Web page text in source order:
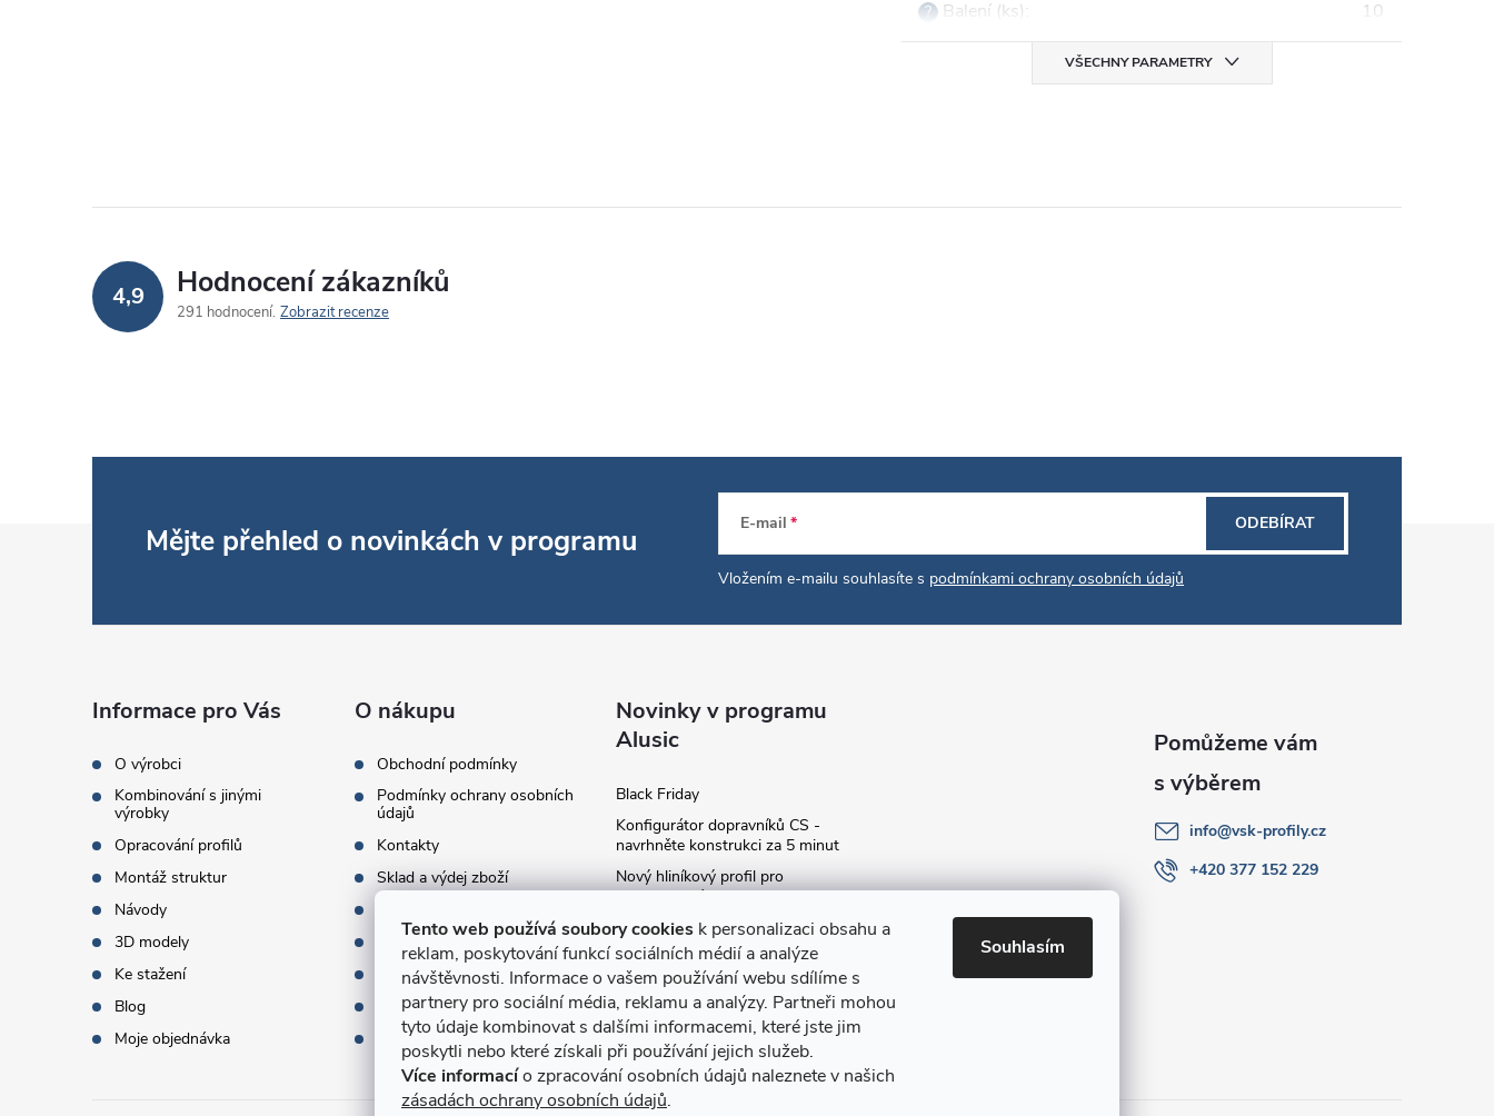
Tento web používá soubory cookies k personalizaci obsahu a
reklam, poskytování funkcí sociálních médií a analýze
návštěvnosti. Informace o vašem používání webu sdílíme s
partnery pro sociální média, reklamu a analýzy. Partneři mohou
tyto údaje kombinovat s dalšími informacemi, které jste jim
poskytli nebo které získali při používání jejich služeb.
Více informacío zpracování osobních údajů naleznete v našich
zásadách ochrany osobních údajů.
Souhlasím
? Balení (ks): 10
VŠECHNY PARAMETRY
4,9 Hodnocení zákazníků
291 hodnocení Zobrazit recenze
Mějte přehled o novinkách v programu E-mail
Vložením e-mailu souhlasíte s podmínkami ochrany osobních údajů
ODEBÍRAT
Informace pro Vás
O výrobci
Kombinování s jinými
výrobky
Opracování profilů
Montáž struktur
Návody
3D modely
Ke stažení
Blog
Moje objednávka
O nákupu
Obchodní podmínky
Podmínky ochrany osobních
údajů
Kontakty
Sklad a výdej zboží
Termíny dodání
Doprava a platba
Dárky k objednávce
Slovník pojmů
Novinky v programu
Alusic
Black Friday
Konfigurátor dopravníků CS -
navrhněte konstrukci za 5 minut
Nový hliníkový profil pro
fotovoltaické panely - kvalita za
Moje označení objednávky
Rozšíření produktové série
stojanů SP
Archiv
info@vsk-profily.cz
+420 377 152 229